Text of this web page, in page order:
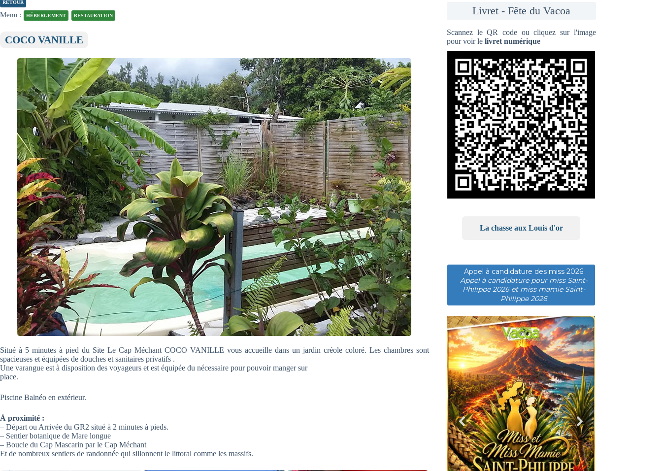
RETOUR
Menu : HÉBERGEMENT RESTAURATION
COCO VANILLE
Situé à 5 minutes à pied du Site Le Cap Méchant COCO VANILLE vous accueille dans un jardin créole coloré. Les chambres sont
spacieuses et équipées de douches et sanitaires privatifs .
Une varangue est à disposition des voyageurs et est équipée du nécessaire pour pouvoir manger sur
place.
Piscine Balnéo en extérieur.
À proximité :
– Départ ou Arrivée du GR2 situé à 2 minutes à pieds.
– Sentier botanique de Mare longue
– Boucle du Cap Mascarin par le Cap Méchant
Et de nombreux sentiers de randonnée qui sillonnent le littoral comme les massifs.
Livret - Fête du Vacoa
Scannez le QR code ou cliquez sur l'image
pour voir lelivret numérique
La chasse aux Louis d'or
Appel à candidature des miss 2026
Appel à candidature pour miss Saint-
Philippe 2026 et miss mamie Saint-
Philippe 2026